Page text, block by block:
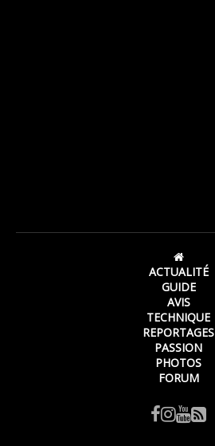
ACTUALITÉ
GUIDE
AVIS
TECHNIQUE
REPORTAGES
PASSION
PHOTOS
FORUM